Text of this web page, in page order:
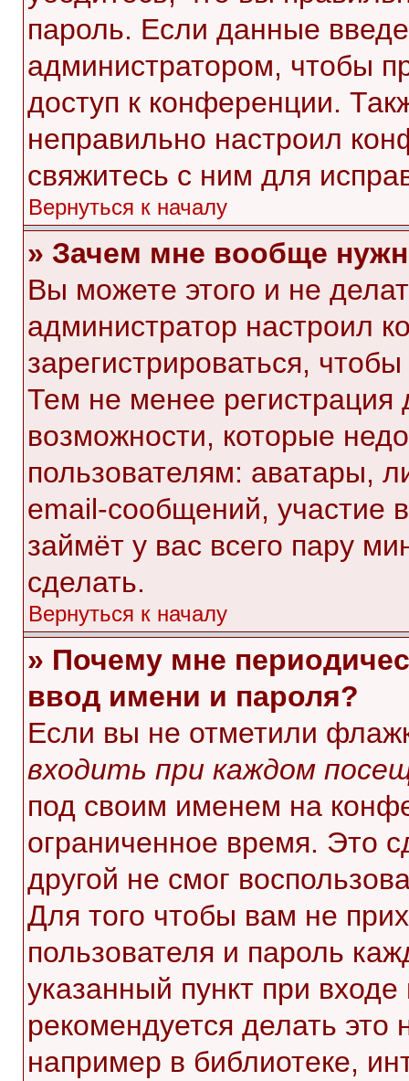
пароль. Если данные
администратором, чтобы
доступ к конференции.
неправильно настроил
свяжитесь с ним для
Вернуться к началу
» Зачем мне вообще
Вы можете этого и не
администратор настроил
зарегистрироваться,
Тем не менее
возможности, которые
пользователям: аватары,
email-сообщений, участие
займёт у вас всего пару
сделать.
Вернуться к началу
» Почему мне
ввод имени и пароля?
Если вы не отметили
входить при каждом
под своим именем на
ограниченное время. Это
другой не смог
Для того чтобы вам не
пользователя и пароль
указанный пункт при
рекомендуется делать
например в библиотеке,